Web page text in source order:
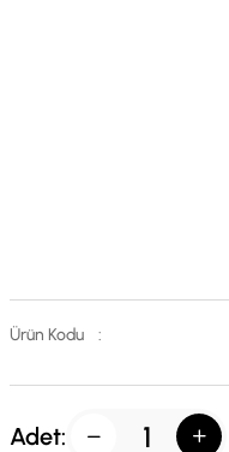
Ürün Kodu :
Adet: